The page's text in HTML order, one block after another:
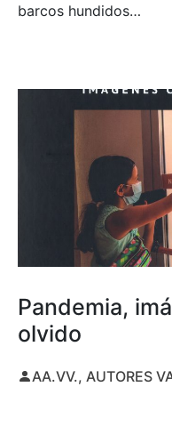
barcos hundidos…
Pandemia,
olvido
AA.VV., AUTORES